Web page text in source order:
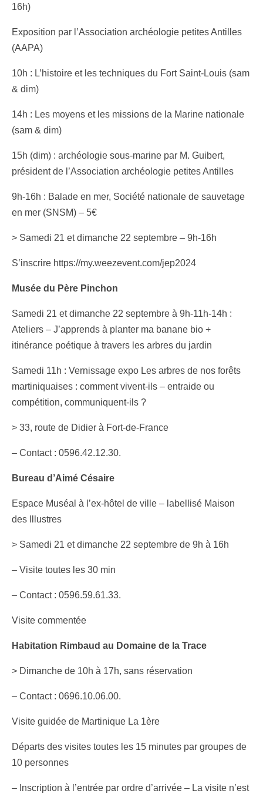
16h)
Exposition par l’Association archéologie petites Antilles
(AAPA)
10h : L’histoire et les techniques du Fort Saint-Louis (sam
& dim)
14h : Les moyens et les missions de la Marine nationale
(sam & dim)
15h (dim) : archéologie sous-marine par M. Guibert,
président de l’Association archéologie petites Antilles
9h-16h : Balade en mer, Société nationale de sauvetage
en mer (SNSM) – 5€
> Samedi 21 et dimanche 22 septembre – 9h-16h
S’inscrire https://my.weezevent.com/jep2024
Musée du Père Pinchon
Samedi 21 et dimanche 22 septembre à 9h-11h-14h :
Ateliers – J’apprends à planter ma banane bio +
itinérance poétique à travers les arbres du jardin
Samedi 11h : Vernissage expo Les arbres de nos forêts
martiniquaises : comment vivent-ils – entraide ou
compétition, communiquent-ils ?
> 33, route de Didier à Fort-de-France
– Contact : 0596.42.12.30.
Bureau d’Aimé Césaire
Espace Muséal à l’ex-hôtel de ville – labellisé Maison
des Illustres
> Samedi 21 et dimanche 22 septembre de 9h à 16h
– Visite toutes les 30 min
– Contact : 0596.59.61.33.
Visite commentée
Habitation Rimbaud au Domaine de la Trace
> Dimanche de 10h à 17h, sans réservation
– Contact : 0696.10.06.00.
Visite guidée de Martinique La 1ère
Départs des visites toutes les 15 minutes par groupes de
10 personnes
– Inscription à l’entrée par ordre d’arrivée – La visite n’est